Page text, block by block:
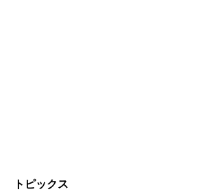
トピックス